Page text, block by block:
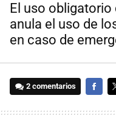
El uso obligatorio
anula el uso de
en caso de
2 comentarios